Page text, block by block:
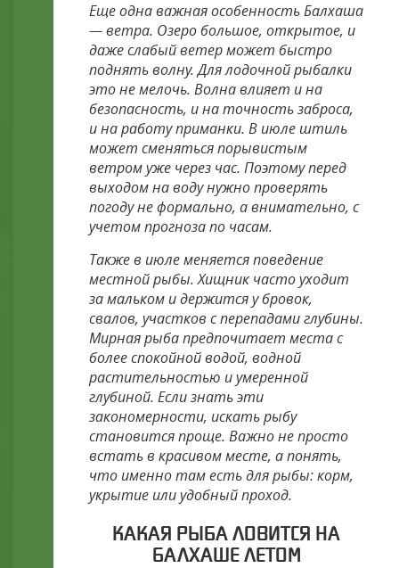
Еще одна важная особенность Балхаша
— ветра. Озеро большое, открытое, и
даже слабый ветер может быстро
поднять волну. Для лодочной рыбалки
это не мелочь. Волна влияет и на
безопасность, и на точность заброса,
и на работу приманки. В июле штиль
может сменяться порывистым
ветром уже через час. Поэтому перед
выходом на воду нужно проверять
погоду не формально, а внимательно, с
учетом прогноза по часам.
Также в июле меняется поведение
местной рыбы. Хищник часто уходит
за мальком и держится у бровок,
свалов, участков с перепадами глубины.
Мирная рыба предпочитает места с
более спокойной водой, водной
растительностью и умеренной
глубиной. Если знать эти
закономерности, искать рыбу
становится проще. Важно не просто
встать в красивом месте, а понять,
что именно там есть для рыбы: корм,
укрытие или удобный проход.
КАКАЯ РЫБА ЛОВИТСЯ НА
БАЛХАШЕ ЛЕТОМ